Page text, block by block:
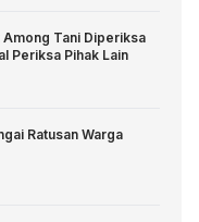
Among Tani Diperiksa
Periksa Pihak Lain
Ratusan Warga